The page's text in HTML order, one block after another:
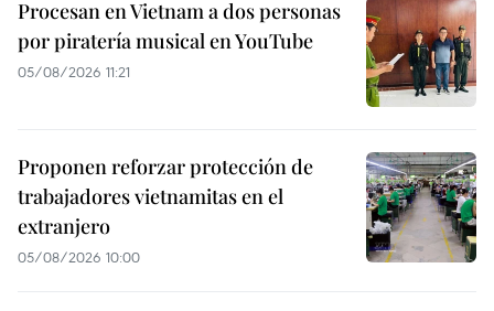
Procesan en Vietnam a dos personas
por piratería musical en YouTube
05/08/2026 11:21
Proponen reforzar protección de
trabajadores vietnamitas en el
extranjero
05/08/2026 10:00